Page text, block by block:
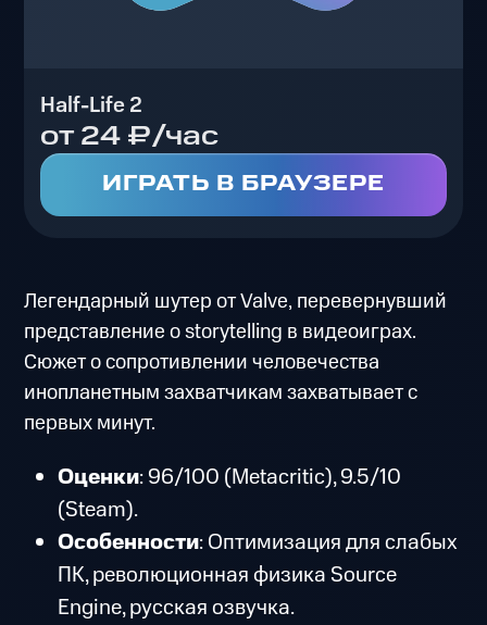
Half-Life 2
от 24 ₽/час
ИГРАТЬ В БРАУЗЕРЕ
Легендарный шутер от Valve, перевернувший
представление о storytelling в видеоиграх.
Сюжет о сопротивлении человечества
инопланетным захватчикам захватывает с
первых минут.
Оценки: 96/100 (Metacritic), 9.5/10
(Steam).
Особенности: Оптимизация для слабых
ПК, революционная физика Source
Engine, русская озвучка.